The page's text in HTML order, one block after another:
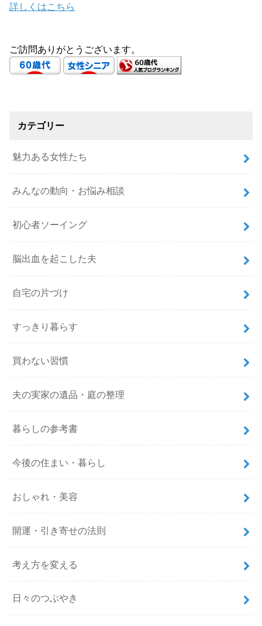
詳しくはこちら
ご訪問ありがとうございます。
カテゴリー
魅力ある女性たち
みんなの動向・お悩み相談
初心者ソーイング
脳出血を起こした夫
自宅の片づけ
すっきり暮らす
買わない習慣
夫の実家の遺品・庭の整理
暮らしの参考書
今後の住まい・暮らし
おしゃれ・美容
開運・引き寄せの法則
考え方を変える
日々のつぶやき